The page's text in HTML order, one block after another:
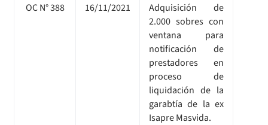
OC N° 388 16/11/2021
Adquisición de
2.000 sobres con
ventana para
notificación de
prestadores en
proceso de
liquidación de la
garabtía de la ex
Isapre Masvida.